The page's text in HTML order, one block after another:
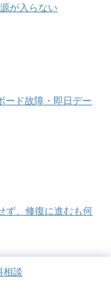
が入らない
ード故障・即日デー
ず、修復に進むも何
相談